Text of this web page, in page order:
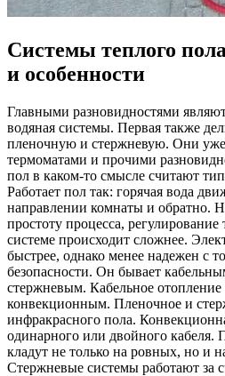
Системы теплого
и особенности
Главными разновидностями
водяная системы. Первая также
пленочную и стержневую. Они
термоматами и прочими
пол в каком-то смысле считают
Работает пол так: горячая вода
направлении комнаты и обратно.
простоту процесса,
системе происходит сложнее.
быстрее, однако менее надежен с
безопасности. Он бывает
стержневым. Кабельное
конвекционным. Пленочное и
инфракрасного пола.
одинарного или двойного
кладут не только на ровных, но и
Стержневые системы работают за